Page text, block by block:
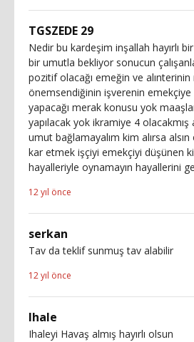
TGSZEDE 29
Nedir bu kardeşim inşallah hayırlı
bir umutla bekliyor sonucun
pozitif olacağı emeğin ve
önemsendiğinin işverenin emekçiye
yapacağı merak konusu yok
yapılacak yok ikramiye 4
umut bağlamayalım kim alırsa
kar etmek işçiyi emekçiyi düşünen
hayalleriyle oynamayın hayallerini
12 yıl önce
serkan
Tav da teklif sunmuş tav alabilir
12 yıl önce
Ihale
Ihaleyi Havaş almış hayırlı olsun